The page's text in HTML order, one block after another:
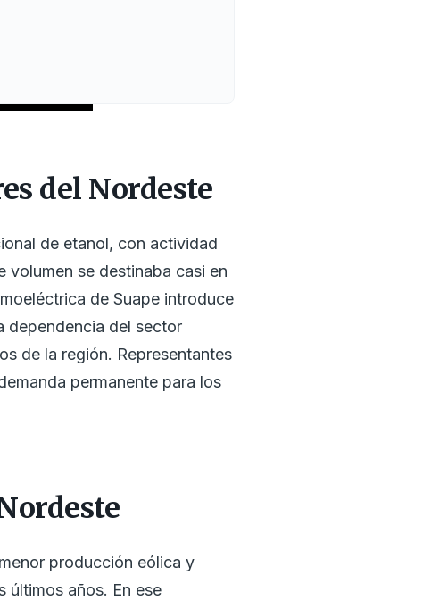
del Nordeste
de etanol, con actividad
volumen se destinaba casi en
de Suape introduce
dependencia del sector
de la región. Representantes
permanente para los
producción eólica y
últimos años. En ese